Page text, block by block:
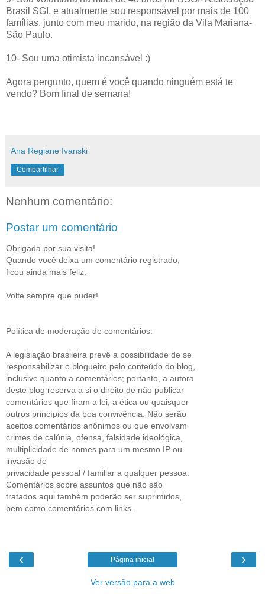
Brasil SGI, e atualmente sou responsável por mais de 100
famílias, junto com meu marido, na região da Vila Mariana-
São Paulo.
10- Sou uma otimista incansável :)
Agora pergunto, quem é você quando ninguém está te
vendo? Bom final de semana!
Ana Regiane Ivanski
Compartilhar
Nenhum comentário:
Postar um comentário
Obrigada por sua visita!
Quando você deixa um comentário registrado,
ficou ainda mais feliz.
Volte sempre que puder!
Política de moderação de comentários:
A legislação brasileira prevê a possibilidade de se
responsabilizar o blogueiro pelo conteúdo do blog,
inclusive quanto a comentários; portanto, a autora
deste blog reserva a si o direito de não publicar
comentários que firam a lei, a ética ou quaisquer
outros princípios da boa convivência. Não serão
aceitos comentários anônimos ou que envolvam
crimes de calúnia, ofensa, falsidade ideológica,
multiplicidade de nomes para um mesmo IP ou
invasão de
privacidade pessoal / familiar a qualquer pessoa.
Comentários sobre assuntos que não são
tratados aqui também poderão ser suprimidos,
bem como comentários com links.
‹ ›
Página inicial
Ver versão para a web